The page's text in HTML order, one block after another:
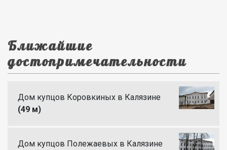
Ближайшие
достопримечательности
Дом купцов Коровкиных в Калязине
(49 м)
Дом купцов Полежаевых в Калязине